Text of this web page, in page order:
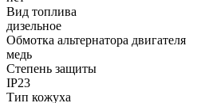
Вид топлива
дизельное
Обмотка альтернатора двигателя
медь
Степень защиты
IP23
Тип кожуха